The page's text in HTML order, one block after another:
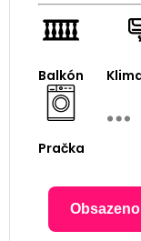
Balkón
Pračka
Obsazeno